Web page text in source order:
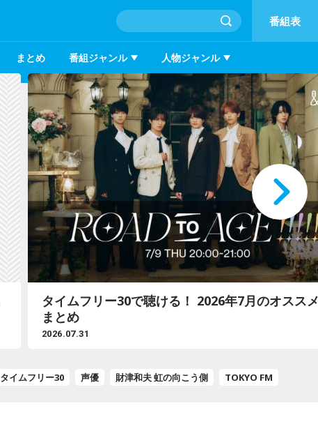
番組表
まとめ 番組ジャンル 人物ジャンル
『VIVANT』の"悪役"たちがTBSラジオに集結
マ第2シーズンを振り返り＆徹底考察！
2026.07.29
タイムフリー30 声優 財津和夫 虹の向こう側 TOKYO FM